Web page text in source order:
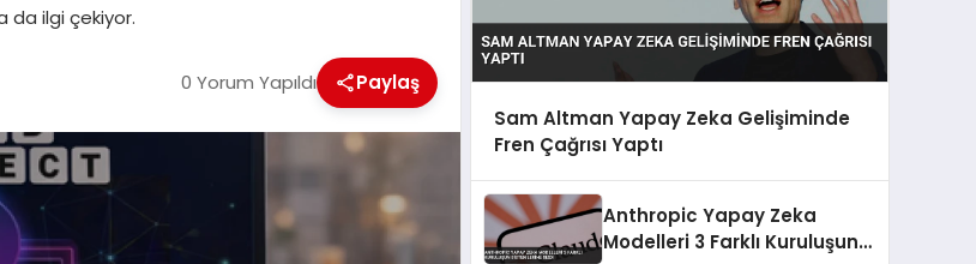
da ilgi çekiyor.
0 Yorum Yapıldı Paylaş
Sam Altman Yapay Zeka Gelişiminde
Fren Çağrısı Yaptı
Anthropic Yapay Zeka
Modelleri 3 Farklı Kuruluşun